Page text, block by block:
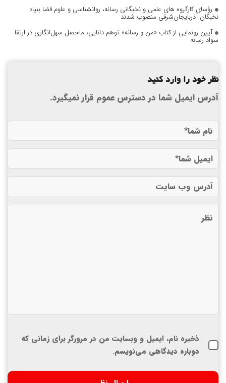
رؤسای کارگروه های علمی و نخبگانی رسانه، روانشناسی و علوم قضا بنیاد
نخبگان آذربایجان‌شرقی منصوب شدند
آیین رونمایی از کتاب «من و رسانه» توهم دانایی، ماحصل سهل‌انگاری در ارتقا
سواد رسانه
نظر خود را وارد کنید
آدرس ایمیل شما در دسترس عموم قرار نمیگیرد.
ذخیره نام، ایمیل و وبسایت من در مرورگر برای زمانی که
دوباره دیدگاهی می‌نویسم.